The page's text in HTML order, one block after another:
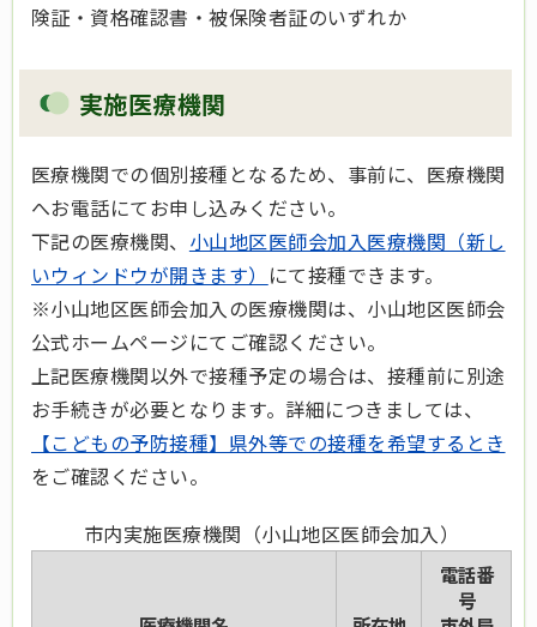
険証・資格確認書・被保険者証のいずれか
実施医療機関
医療機関での個別接種となるため、事前に、医療機関
へお電話にてお申し込みください。
下記の医療機関、 小山地区医師会加入医療機関（新し
いウィンドウが開きます） にて接種できます。
※小山地区医師会加入の医療機関は、小山地区医師会
公式ホームページにてご確認ください。
上記医療機関以外で接種予定の場合は、接種前に別途
お手続きが必要となります。詳細につきましては、
【こどもの予防接種】県外等での接種を希望するとき
をご確認ください。
市内実施医療機関（小山地区医師会加入）
電話番
号